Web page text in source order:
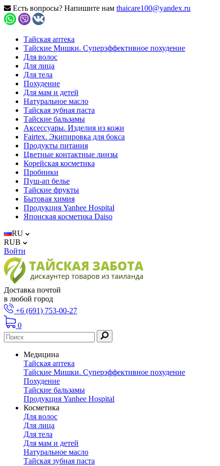
Есть вопросы? Напишите нам thaicare100@yandex.ru
Тайская аптека
Тайские Мишки. Суперэффективное похудение
Для волос
Для лица
Для тела
Похудение
Для мам и детей
Натуральное масло
Тайская зубная паста
Тайские бальзамы
Аксессуары. Изделия из кожи
Fairtex. Экипировка для бокса
Продукты питания
Цветные контактные линзы
Корейская косметика
Пробники
Пуш-ап белье
Тайские фрукты
Бытовая химия
Продукция Yanhee Hospital
Японская косметика Daiso
RU
RUB
Войти
Доставка почтой
в любой город
+6 (691) 753-00-27
0
Медицина
Тайская аптека
Тайские Мишки. Суперэффективное похудение
Похудение
Тайские бальзамы
Продукция Yanhee Hospital
Косметика
Для волос
Для лица
Для тела
Для мам и детей
Натуральное масло
Тайская зубная паста